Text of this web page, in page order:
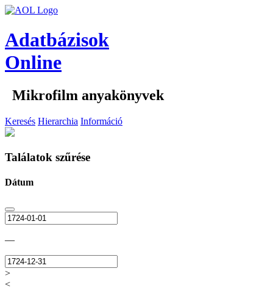
Adatbázisok
Online
Mikrofilm anyakönyvek
Keresés Hierarchia Információ
Találatok szűrése
Dátum
—
>
<